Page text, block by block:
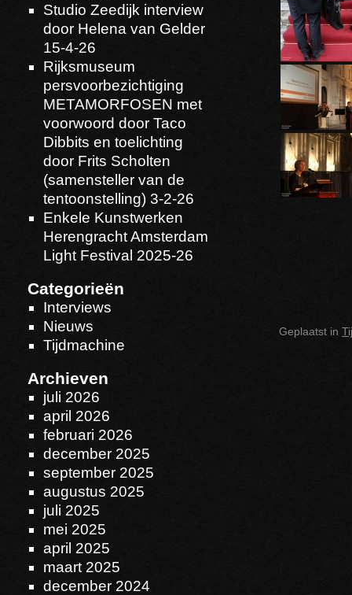
Geplaatst in
Studio Zeedijk interview
door Helena van Gelder
15-4-26
Rijksmuseum
persvoorbezichtiging
METAMORFOSEN met
voorwoord door Taco
Dibbits en toelichting
door Frits Scholten
(samensteller van de
tentoonstelling) 3-2-26
Enkele Kunstwerken
Herengracht Amsterdam
Light Festival 2025-26
Categorieën
Interviews
Nieuws
Tijdmachine
Archieven
juli 2026
april 2026
februari 2026
december 2025
september 2025
augustus 2025
juli 2025
mei 2025
april 2025
maart 2025
december 2024